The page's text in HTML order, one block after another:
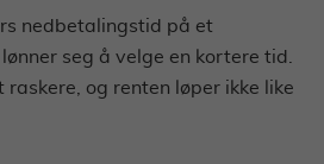
nedbetalingstid på et
seg å velge en kortere tid.
og renten løper ikke like